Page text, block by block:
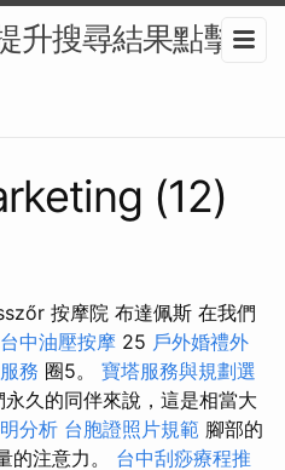
升搜尋結果點擊
(12)
按摩院 布達佩斯 在我們
台中油壓按摩 25 戶外婚禮外
務 圈5。 寶塔服務與規劃選
永久的同伴來說，這是相當大
分析 台胞證照片規範 腳部的
的注意力。 台中刮痧療程推